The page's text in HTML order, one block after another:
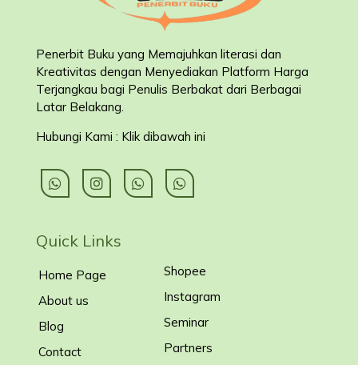
Penerbit Buku yang Memajuhkan literasi dan
Kreativitas dengan Menyediakan Platform Harga
Terjangkau bagi Penulis Berbakat dari Berbagai
Latar Belakang
Hubungi Kami : Klik dibawah ini
Quick Links
Home Page
About us
Blog
Contact
Shopee
Instagram
Seminar
Partners